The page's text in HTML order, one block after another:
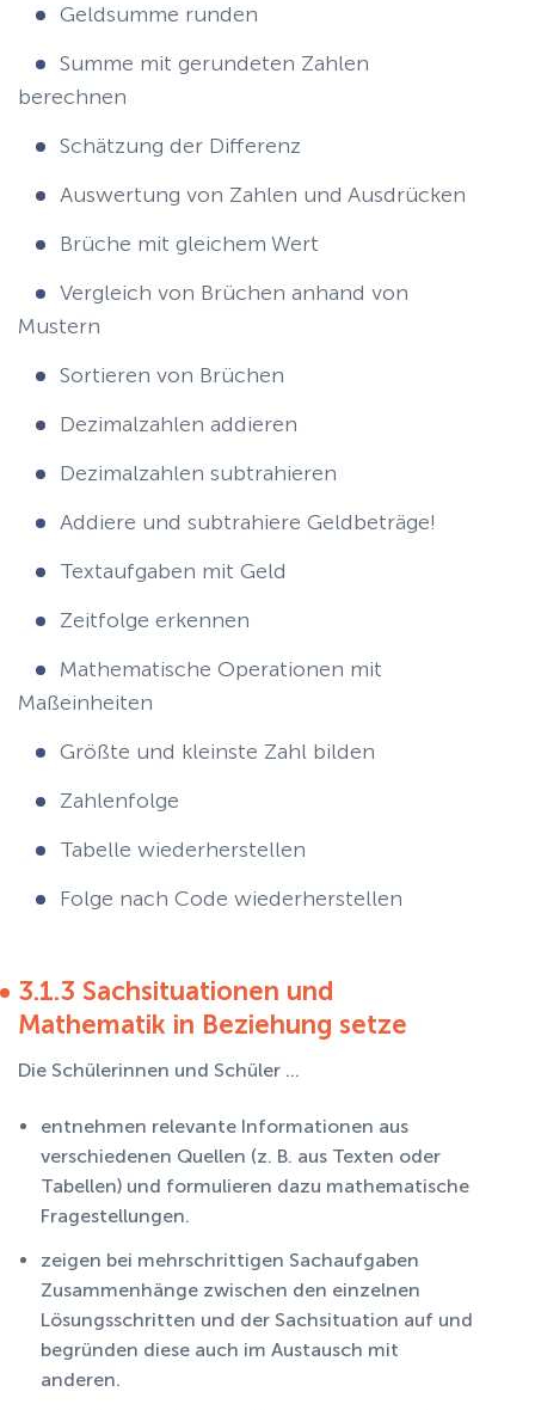
Geldsumme runden
Summe mit gerundeten Zahlen
berechnen
Schätzung der Differenz
Auswertung von Zahlen und Ausdrücken
Brüche mit gleichem Wert
Vergleich von Brüchen anhand von
Mustern
Sortieren von Brüchen
Dezimalzahlen addieren
Dezimalzahlen subtrahieren
Addiere und subtrahiere Geldbeträge!
Textaufgaben mit Geld
Zeitfolge erkennen
Mathematische Operationen mit
Maßeinheiten
Größte und kleinste Zahl bilden
Zahlenfolge
Tabelle wiederherstellen
Folge nach Code wiederherstellen
3.1.3 Sachsituationen und
Mathematik in Beziehung setze
Die Schülerinnen und Schüler ...
entnehmen relevante Informationen aus
verschiedenen Quellen (z. B. aus Texten oder
Tabellen) und formulieren dazu mathematische
Fragestellungen.
zeigen bei mehrschrittigen Sachaufgaben
Zusammenhänge zwischen den einzelnen
Lösungsschritten und der Sachsituation auf und
begründen diese auch im Austausch mit
anderen.